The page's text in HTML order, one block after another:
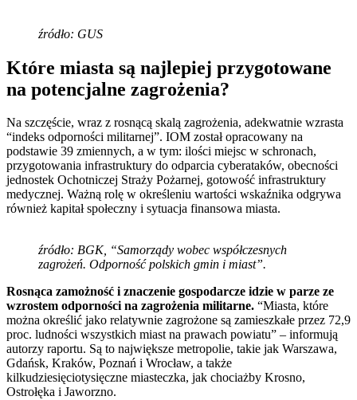
źródło: GUS
Które miasta są najlepiej przygotowane
na potencjalne zagrożenia?
Na szczęście, wraz z rosnącą skalą zagrożenia, adekwatnie wzrasta
“indeks odporności militarnej”. IOM został opracowany na
podstawie 39 zmiennych, a w tym: ilości miejsc w schronach,
przygotowania infrastruktury do odparcia cyberataków, obecności
jednostek Ochotniczej Straży Pożarnej, gotowość infrastruktury
medycznej. Ważną rolę w określeniu wartości wskaźnika odgrywa
również kapitał społeczny i sytuacja finansowa miasta.
źródło: BGK, “Samorządy wobec współczesnych
zagrożeń. Odporność polskich gmin i miast”.
Rosnąca zamożność i znaczenie gospodarcze idzie w parze ze
wzrostem odporności na zagrożenia militarne. “Miasta, które
można określić jako relatywnie zagrożone są zamieszkałe przez 72,9
proc. ludności wszystkich miast na prawach powiatu” – informują
autorzy raportu. Są to największe metropolie, takie jak Warszawa,
Gdańsk, Kraków, Poznań i Wrocław, a także
kilkudziesięciotysięczne miasteczka, jak chociażby Krosno,
Ostrołęka i Jaworzno.